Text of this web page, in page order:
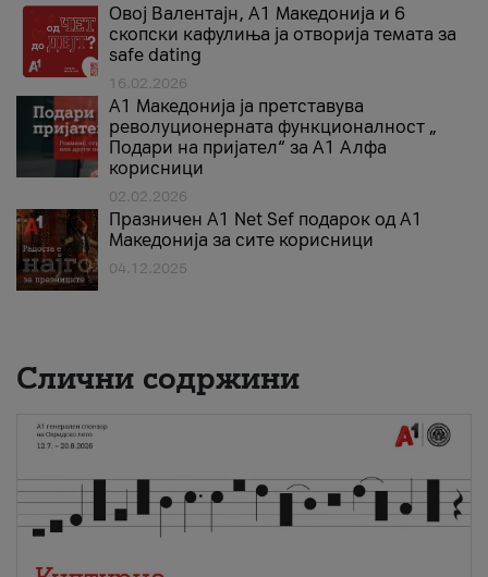
Овој Валентајн, A1 Македонија и 6
скопски кафулиња ја отворија темата за
safe dating
16.02.2026
А1 Македонија ја претставува
револуционерната функционалност „
Подари на пријател“ за А1 Алфа
корисници
02.02.2026
Празничен A1 Net Sеf подарок од А1
Македонија за сите корисници
04.12.2025
Слични содржини